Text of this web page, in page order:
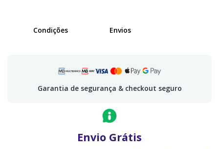
Condições Envios
Garantia de segurança & checkout seguro
Envio Grátis